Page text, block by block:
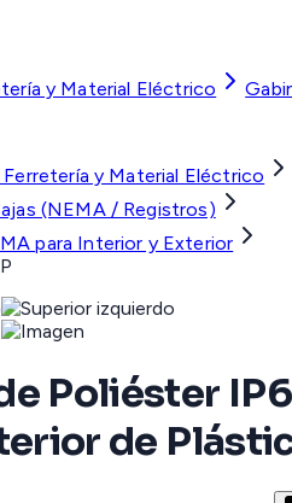
y Material Eléctrico
y Material Eléctrico
(NEMA / Registros)
para Interior y Exterior
Poliéster
de